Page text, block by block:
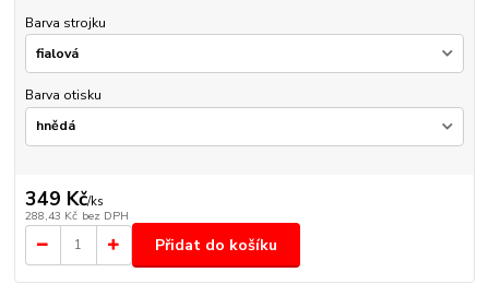
Barva strojku
Barva otisku
349 Kč/ks
288,43 Kč bez DPH
Přidat do košíku